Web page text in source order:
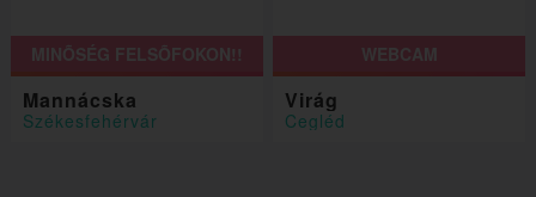
MINÕSÉG FELSÕFOKON!!
Mannácska
Székesfehérvár
WEBCAM
Virág
Cegléd